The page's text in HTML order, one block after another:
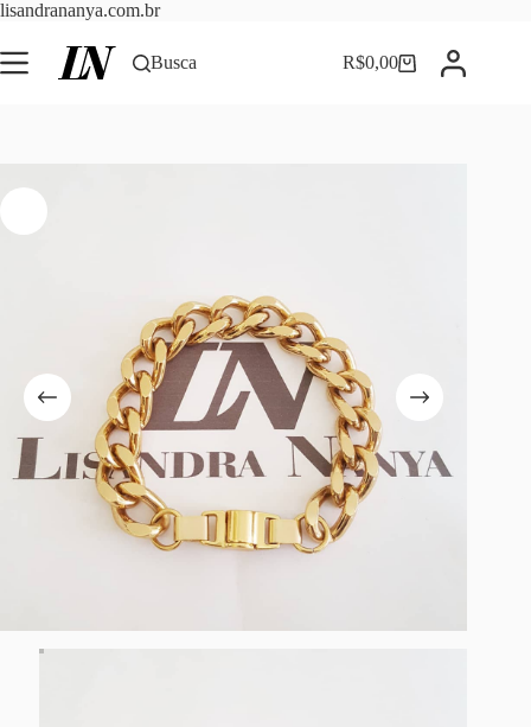
lisandrananya.com.brPular
o
conteúdo
Busca Carrinho
R$0,00